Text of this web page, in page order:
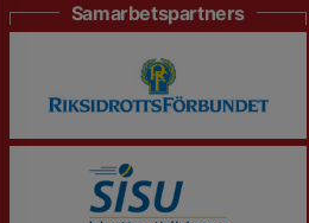
Samarbetspartners